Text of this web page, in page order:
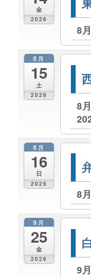
金
2026
8
8月
15
土
2026
8
8月
16
日
2026
8
9月
25
金
2026
9